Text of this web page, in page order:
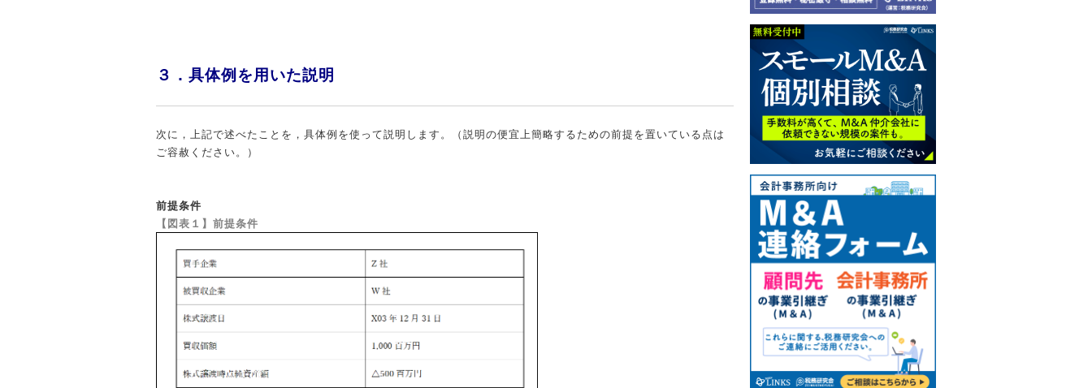
３．具体例を用いた説明
次に，上記で述べたことを，具体例を使って説明します。（説明の便宜上簡略するための前提を置いている点は
ご容赦ください。）
前提条件
【図表１】前提条件